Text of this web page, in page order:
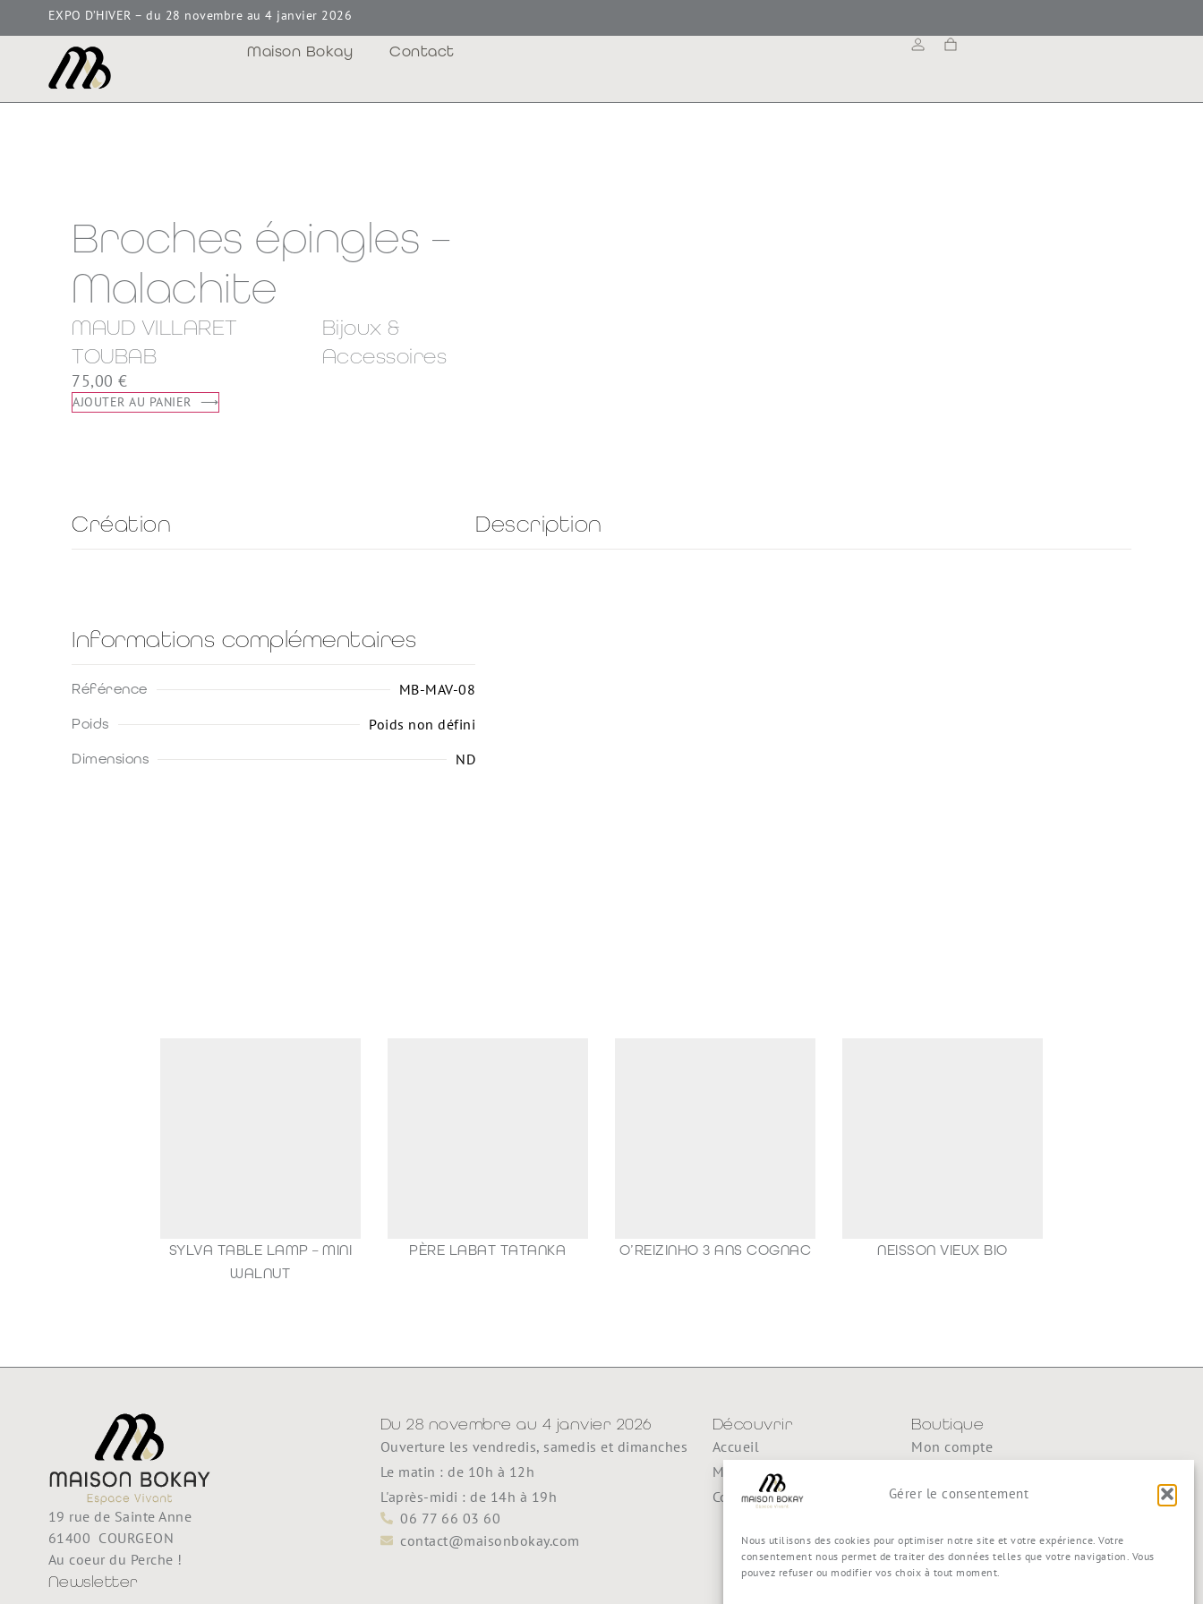
Gérer le consentement
Nous utilisons des cookies pour optimiser notre site et votre expérience. Votre
consentement nous permet de traiter des données telles que votre navigation. Vous
pouvez refuser ou modifier vos choix à tout moment.
EXPO D’HIVER – du 28 novembre au 4 janvier 2026
Maison Bokay Contact
Broches épingles –
Malachite
MAUD VILLARET
TOUBAB
Bijoux &
Accessoires
75,00 €
AJOUTER AU PANIER
Création
Informations complémentaires
Référence MB-MAV-08
Poids Poids non défini
Dimensions ND
Description
SYLVA TABLE LAMP – MINI
WALNUT
PÈRE LABAT TATANKA O’REIZINHO 3 ANS COGNAC NEISSON VIEUX BIO
19 rue de Sainte Anne
61400 COURGEON
Au coeur du Perche !
Newsletter
Du 28 novembre au 4 janvier 2026
Ouverture les vendredis, samedis et dimanches
Le matin : de 10h à 12h
L'après-midi : de 14h à 19h
06 77 66 03 60
contact@maisonbokay.com
Découvrir
Accueil
Maison Bokay
Contact
Boutique
Mon compte
Commande